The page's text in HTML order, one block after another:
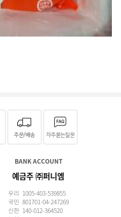
주문/배송 자주묻는질문
BANK ACCOUNT
예금주 ㈜퍼니엠
우리 1005-403-539855
국민 801701-04-247269
신한 140-012-364520